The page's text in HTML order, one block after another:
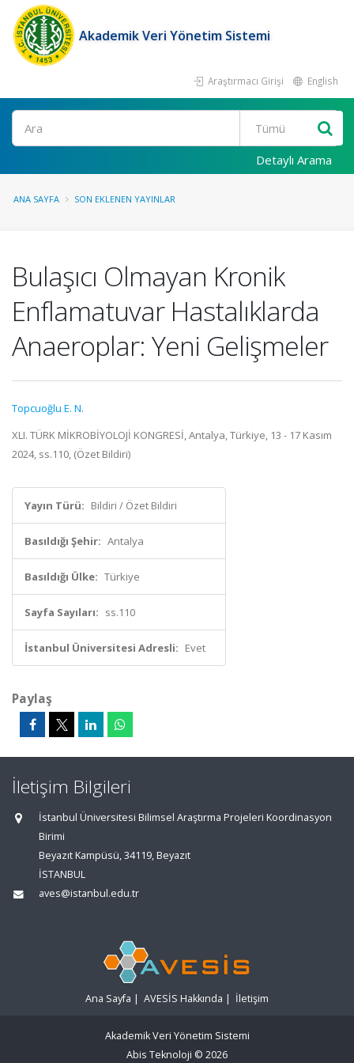
Akademik Veri Yönetim Sistemi
Araştırmacı Girişi English
Ara
Detaylı Arama
ANA SAYFA SON EKLENEN YAYINLAR
Bulaşıcı Olmayan Kronik
Enflamatuvar Hastalıklarda
Anaeroplar: Yeni Gelişmeler
Topcuoğlu E. N.
XLI. TÜRK MİKROBİYOLOJİ KONGRESİ, Antalya, Türkiye, 13 - 17 Kasım
2024, ss.110, (Özet Bildiri)
Yayın Türü: Bildiri / Özet Bildiri
Basıldığı Şehir: Antalya
Basıldığı Ülke: Türkiye
Sayfa Sayıları: ss.110
İstanbul Üniversitesi Adresli: Evet
Paylaş
İletişim Bilgileri
İstanbul Üniversitesi Bilimsel Araştırma Projeleri Koordinasyon
Birimi
Beyazıt Kampüsü, 34119, Beyazıt
İSTANBUL
aves@istanbul.edu.tr
Ana Sayfa | AVESİS Hakkında | İletişim
Akademik Veri Yönetim Sistemi
Abis Teknoloji © 2026